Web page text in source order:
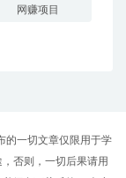
网赚项目
的一切文章仅限用于学
否则，一切后果请用